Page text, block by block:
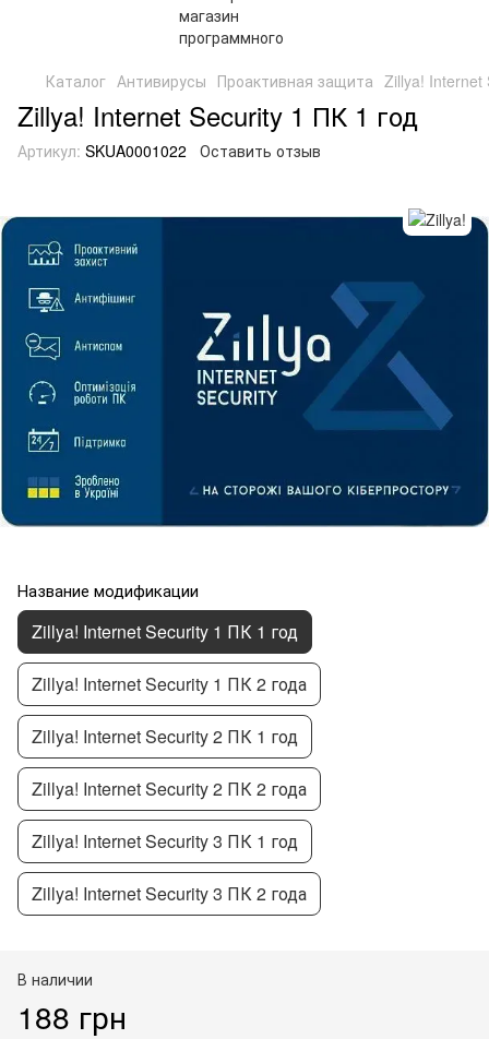
Каталог Антивирусы Проактивная защита Zillya! Internet
Zillya! Internet Security 1 ПК 1 год
Артикул: SKUA0001022 Оставить отзыв
Название модификации
Zillya! Internet Security 1 ПК 1 год
Zillya! Internet Security 1 ПК 2 года
Zillya! Internet Security 2 ПК 1 год
Zillya! Internet Security 2 ПК 2 года
Zillya! Internet Security 3 ПК 1 год
Zillya! Internet Security 3 ПК 2 года
В наличии
188 грн